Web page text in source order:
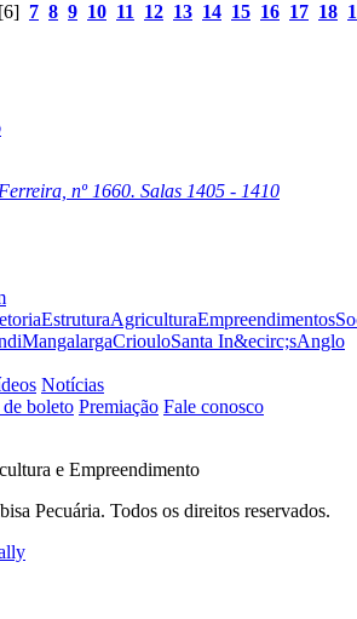
[6] 7 8 9 10 11 12 13 14 15 16 17 18
nº 1660. Salas 1405 - 1410
EstruturaAgriculturaEmpreendimentos
MangalargaCriouloSanta In&ecirc;sAnglo
Notícias
de boleto Premiação Fale conosco
e Empreendimento
Pecuária. Todos os direitos reservados.